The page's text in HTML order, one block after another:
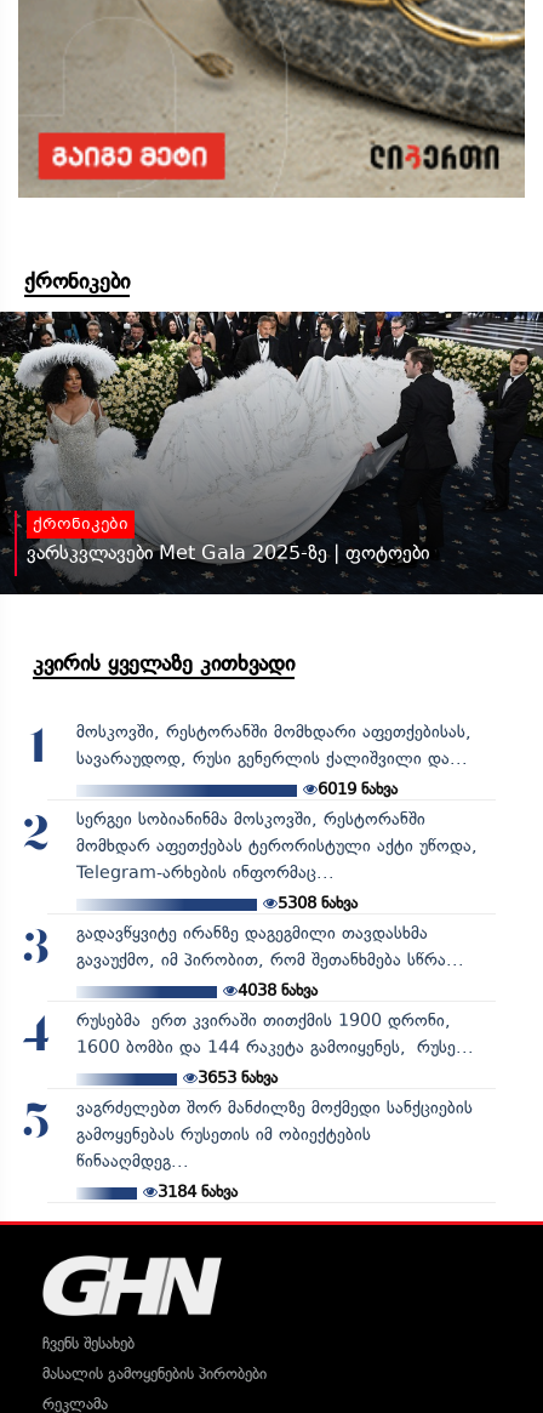
ქრონიკები
ქრონიკები
ვარსკვლავები Met Gala 2025-ზე | ფოტოები
კვირის ყველაზე კითხვადი
1
მოსკოვში, რესტორანში მომხდარი აფეთქებისას,
სავარაუდოდ, რუსი გენერლის ქალიშვილი და...
6019 ნახვა
2
სერგეი სობიანინმა მოსკოვში, რესტორანში
მომხდარ აფეთქებას ტერორისტული აქტი უწოდა,
Telegram-არხების ინფორმაც...
5308ნახვა
3
გადავწყვიტე ირანზე დაგეგმილი თავდასხმა
გავაუქმო, იმ პირობით, რომ შეთანხმება სწრა...
4038ნახვა
4
რუსებმა ერთ კვირაში თითქმის 1900 დრონი,
1600 ბომბი და 144 რაკეტა გამოიყენეს, რუსე...
3653ნახვა
5
ვაგრძელებთ შორ მანძილზე მოქმედი სანქციების
გამოყენებას რუსეთის იმ ობიექტების
წინააღმდეგ...
3184ნახვა
ჩვენს შესახებ
მასალის გამოყენების პირობები
რეკლამა